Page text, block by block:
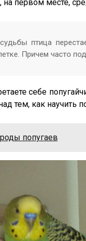
первом месте,
птица
Причем часто
себе
тем, как научить
попугаев